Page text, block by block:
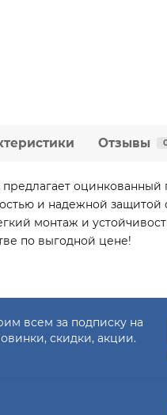
Отзывы
оцинкованный
и надежной
монтаж и
по выгодной цене!
всем за подписку на
скидки, акции.